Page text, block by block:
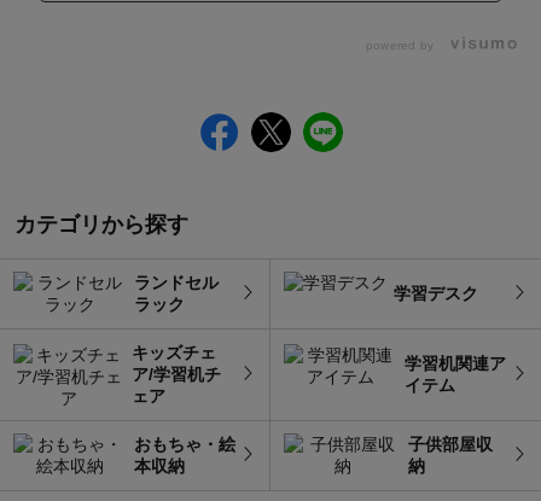
powered by
カテゴリから探す
ランドセル
ラック
学習デスク
キッズチェ
ア/学習机チ
ェア
学習机関連ア
イテム
おもちゃ・絵
本収納
子供部屋収
納